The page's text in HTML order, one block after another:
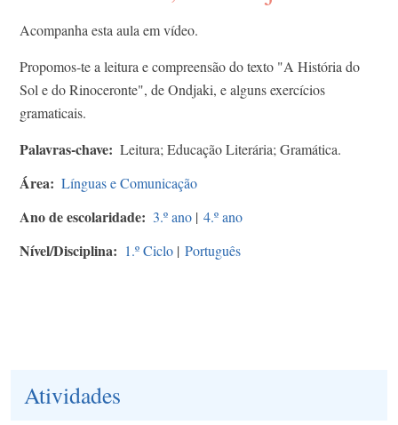
Acompanha esta aula em vídeo.
Propomos-te a leitura e compreensão do texto "A História do
Sol e do Rinoceronte", de Ondjaki, e alguns exercícios
gramaticais.
Palavras-chave Leitura; Educação Literária; Gramática.
Área Línguas e Comunicação
Ano de escolaridade 3.º ano | 4.º ano
Nível/Disciplina 1.º Ciclo | Português
Atividades